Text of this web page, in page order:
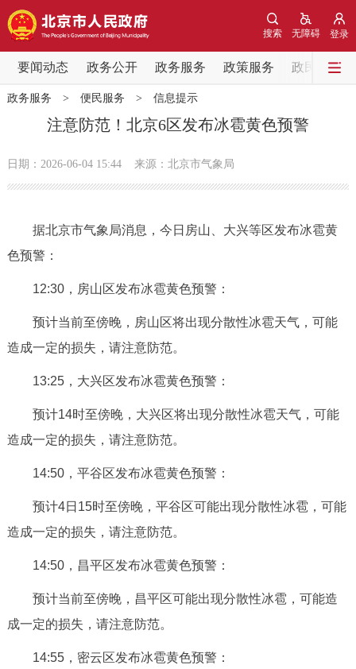
登录
无障碍
搜索
要闻动态 政务公开 政务服务 政策服务 政民互动
要闻动态
党中央精神 国务院信息
政务公开
市领导 机构职能
政策兑现 政策解读 回应关切
决策公开 专题公开
政务服务
便民服务 利企服务 投资项目
政民互动
12345网上接诉即办
政务服务 > 便民服务 > 信息提示
注意防范！北京6区发布冰雹黄色预警
日期：2026-06-04 15:44 来源：北京市气象局
据北京市气象局消息，今日房山、大兴等区发布冰雹黄
色预警：
12:30，房山区发布冰雹黄色预警：
预计当前至傍晚，房山区将出现分散性冰雹天气，可能
造成一定的损失，请注意防范。
13:25，大兴区发布冰雹黄色预警：
预计14时至傍晚，大兴区将出现分散性冰雹天气，可能
造成一定的损失，请注意防范。
14:50，平谷区发布冰雹黄色预警：
预计4日15时至傍晚，平谷区可能出现分散性冰雹，可能
造成一定的损失，请注意防范。
14:50，昌平区发布冰雹黄色预警：
预计当前至傍晚，昌平区可能出现分散性冰雹，可能造
成一定的损失，请注意防范。
14:55，密云区发布冰雹黄色预警：